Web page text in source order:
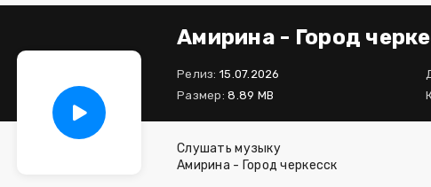
Амирина - Город
Релиз: 15.07.2026
Размер: 8.89 MB
Слушать музыку
Амирина - Город черкесск